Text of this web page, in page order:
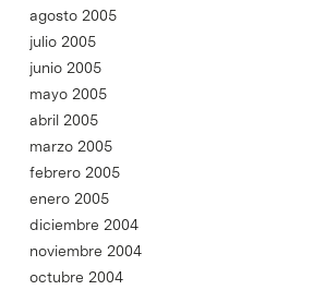
agosto 2005
julio 2005
junio 2005
mayo 2005
abril 2005
marzo 2005
febrero 2005
enero 2005
diciembre 2004
noviembre 2004
octubre 2004